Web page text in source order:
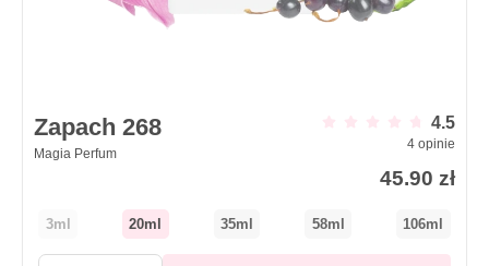
Zapach 268
Magia Perfum
4.5
4 opinie
45.90 zł
3ml 20ml 35ml 58ml 106ml